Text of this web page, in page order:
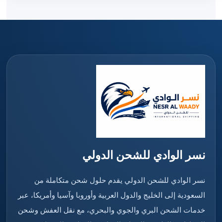
نسر الوادي للشحن الدولي
نسر الوادي للشحن الدولي يقدم حلول شحن متكاملة من
السعودية إلى الخليج والدول العربية وأوروبا وآسيا وأمريكا، عبر
خدمات الشحن البري والجوي والبحري، مع نقل العفش وشحن